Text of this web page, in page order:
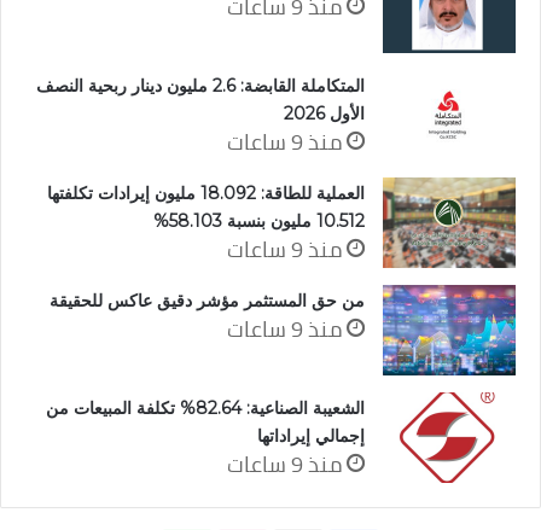
المتكاملة القابضة: 2.6 مليون دينار ربحية النصف
الأول 2026
منذ 9 ساعات
العملية للطاقة: 18.092 مليون إيرادات تكلفتها
10.512 مليون بنسبة 58.103%
منذ 9 ساعات
من حق المستثمر مؤشر دقيق عاكس للحقيقة
منذ 9 ساعات
الشعيبة الصناعية: 82.64% تكلفة المبيعات من
إجمالي إيراداتها
منذ 9 ساعات